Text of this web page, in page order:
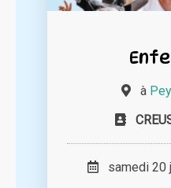
à
samedi 20